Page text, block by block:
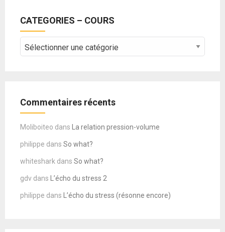
CATEGORIES – COURS
–
Commentaires récents
Moliboiteo dans La relation pression-volume
philippe dans So what?
whiteshark dans So what?
gdv dans L’écho du stress 2
philippe dans L’écho du stress (résonne encore)